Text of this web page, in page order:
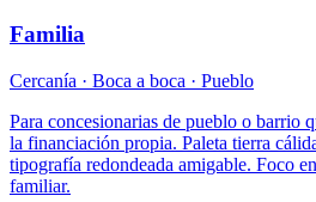
Familia
Cercanía · Boca a boca · Pueblo
Para concesionarias de pueblo o barrio
la financiación propia. Paleta tierra
tipografía redondeada amigable. Foco
familiar.